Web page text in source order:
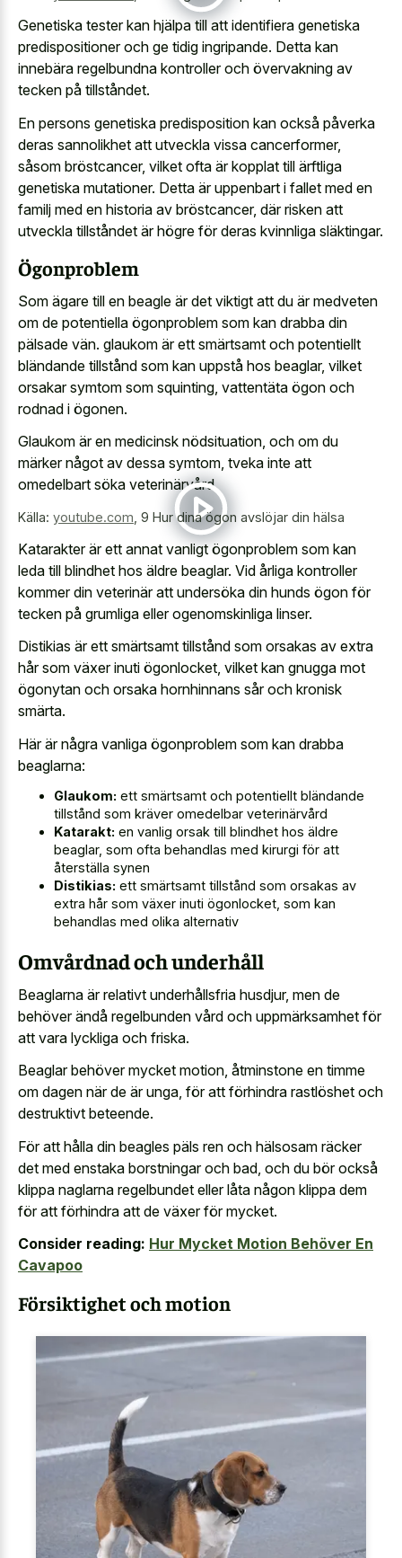
Genetiska tester kan hjälpa till att identifiera genetiska
predispositioner och ge tidig ingripande. Detta kan
innebära regelbundna kontroller och övervakning av
tecken på tillståndet.
En persons genetiska predisposition kan också påverka
deras sannolikhet att utveckla vissa cancerformer,
såsom bröstcancer, vilket ofta är kopplat till ärftliga
genetiska mutationer. Detta är uppenbart i fallet med en
familj med en historia av bröstcancer, där risken att
utveckla tillståndet är högre för deras kvinnliga släktingar.
Ögonproblem
Som ägare till en beagle är det viktigt att du är medveten
om de potentiella ögonproblem som kan drabba din
pälsade vän. glaukom är ett smärtsamt och potentiellt
bländande tillstånd som kan uppstå hos beaglar, vilket
orsakar symtom som squinting, vattentäta ögon och
rodnad i ögonen.
Glaukom är en medicinsk nödsituation, och om du
märker något av dessa symtom, tveka inte att
omedelbart söka veterinärvård.
Källa: youtube.com, 9 Hur dina ögon avslöjar din hälsa
Katarakter är ett annat vanligt ögonproblem som kan
leda till blindhet hos äldre beaglar. Vid årliga kontroller
kommer din veterinär att undersöka din hunds ögon för
tecken på grumliga eller ogenomskinliga linser.
Distikias är ett smärtsamt tillstånd som orsakas av extra
hår som växer inuti ögonlocket, vilket kan gnugga mot
ögonytan och orsaka hornhinnans sår och kronisk
smärta.
Här är några vanliga ögonproblem som kan drabba
beaglarna:
Glaukom: ett smärtsamt och potentiellt bländande
tillstånd som kräver omedelbar veterinärvård
Katarakt: en vanlig orsak till blindhet hos äldre
beaglar, som ofta behandlas med kirurgi för att
återställa synen
Distikias: ett smärtsamt tillstånd som orsakas av
extra hår som växer inuti ögonlocket, som kan
behandlas med olika alternativ
Omvårdnad och underhåll
Beaglarna är relativt underhållsfria husdjur, men de
behöver ändå regelbunden vård och uppmärksamhet för
att vara lyckliga och friska.
Beaglar behöver mycket motion, åtminstone en timme
om dagen när de är unga, för att förhindra rastlöshet och
destruktivt beteende.
För att hålla din beagles päls ren och hälsosam räcker
det med enstaka borstningar och bad, och du bör också
klippa naglarna regelbundet eller låta någon klippa dem
för att förhindra att de växer för mycket.
Consider reading: Hur Mycket Motion Behöver En
Cavapoo
Försiktighet och motion